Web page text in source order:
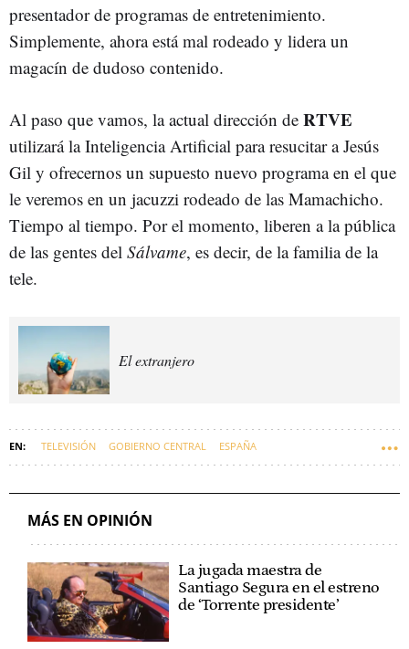
presentador de programas de entretenimiento.
Simplemente, ahora está mal rodeado y lidera un
magacín de dudoso contenido.
Al paso que vamos, la actual dirección de RTVE
utilizará la Inteligencia Artificial para resucitar a Jesús
Gil y ofrecernos un supuesto nuevo programa en el que
le veremos en un jacuzzi rodeado de las Mamachicho.
Tiempo al tiempo. Por el momento, liberen a la pública
de las gentes del Sálvame, es decir, de la familia de la
tele.
El extranjero
TELEVISIÓN GOBIERNO CENTRAL ESPAÑA
PERIODISTAS VASCOS
MÁS EN OPINIÓN
La jugada maestra de
Santiago Segura en el estreno
de ‘Torrente presidente’